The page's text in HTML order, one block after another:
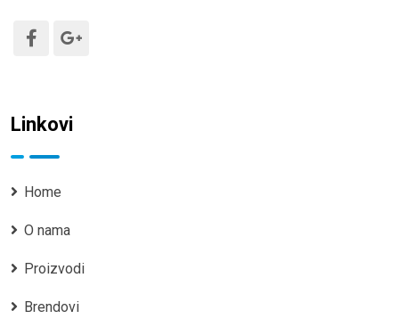
Linkovi
Home
O nama
Proizvodi
Brendovi